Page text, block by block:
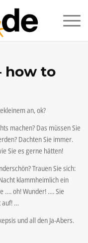
how to
an, ok?
machen? Das müssen Sie
Dachten Sie immer.
Sie es gerne hätten!
Trauen Sie sich:
klammheimlich ein
…. oh! Wunder! …. Sie
auf! …
und all den Ja-Abers.